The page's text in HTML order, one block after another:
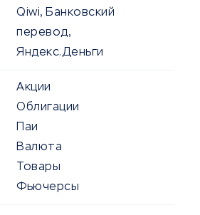
Qiwi, Банковский
перевод,
Яндекс.Деньги
Акции
Облигации
Паи
Валюта
Товары
Фьючерсы